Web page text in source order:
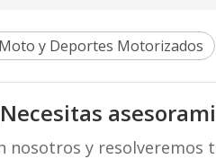
y Deportes Motorizados
nosotros y resolveremos